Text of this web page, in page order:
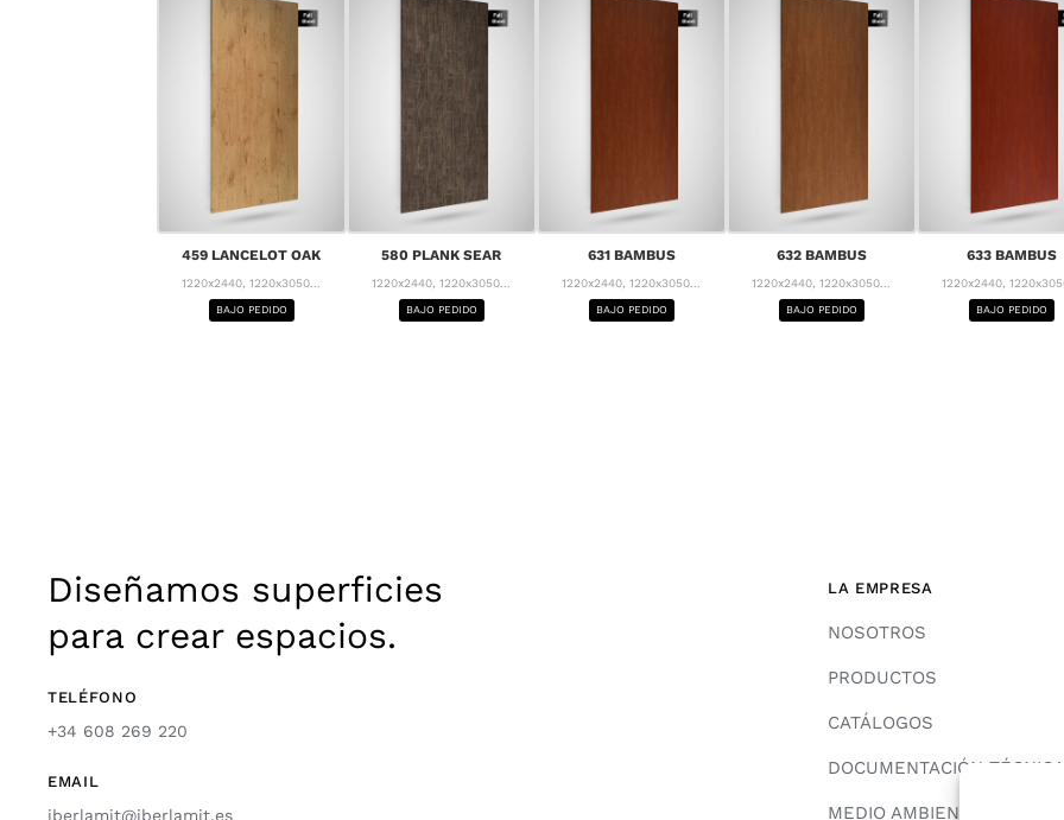
459 LANCELOT OAK
1220x2440, 1220x3050...
BAJO PEDIDO
580 PLANK SEAR
1220x2440, 1220x3050...
BAJO PEDIDO
631 BAMBUS
1220x2440, 1220x3050...
BAJO PEDIDO
632 BAMBUS
1220x2440, 1220x3050...
BAJO PEDIDO
633 BAMBUS
1220x2440,
BAJO PEDIDO
Diseñamos superficies
para crear espacios.
TELÉFONO
+34 608 269 220
EMAIL
iberlamit@iberlamit.es
LA EMPRESA
NOSOTROS
PRODUCTOS
CATÁLOGOS
DOCUMENTACIÓN TÉCNICA
MEDIO AMBIENTE